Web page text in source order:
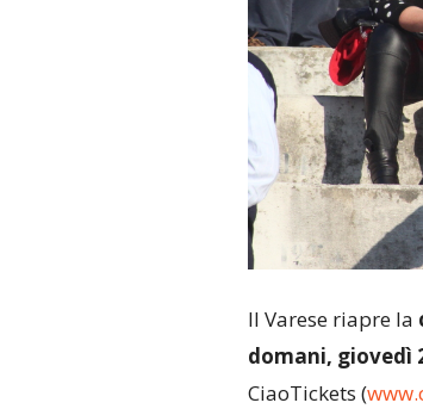
Il Varese riapre la
domani, giovedì
CiaoTickets (